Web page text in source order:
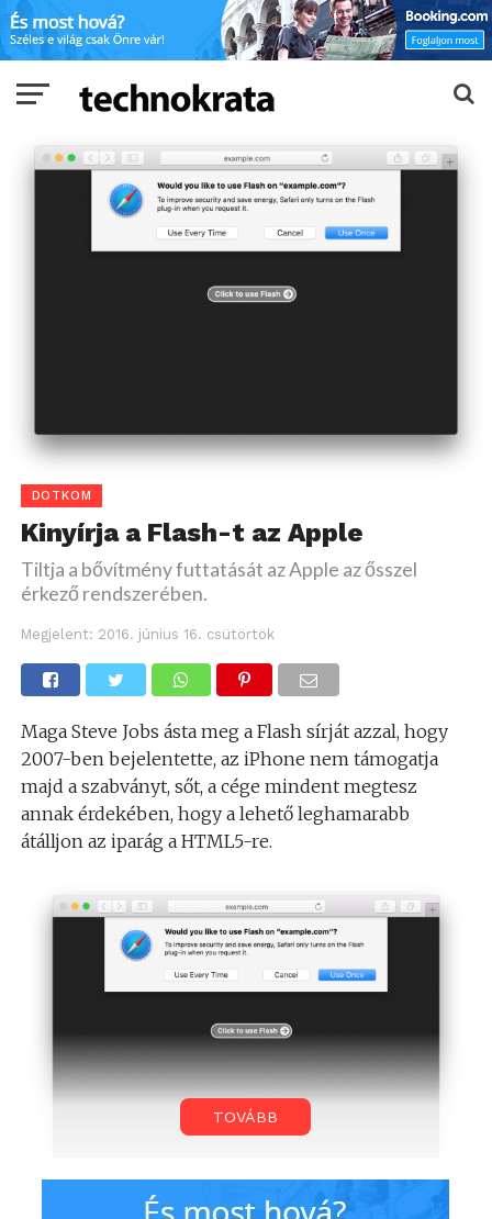
DOTKOM
Kinyírja a Flash-t az Apple
Tiltja a bővítmény futtatását az Apple az ősszel
érkező rendszerében.
Megjelent: 2016. június 16. csütörtök
Maga Steve Jobs ásta meg a Flash sírját azzal, hogy
2007-ben bejelentette, az iPhone nem támogatja
majd a szabványt, sőt, a cége mindent megtesz
annak érdekében, hogy a lehető leghamarabb
átálljon az iparág a HTML5-re.
TOVÁBB